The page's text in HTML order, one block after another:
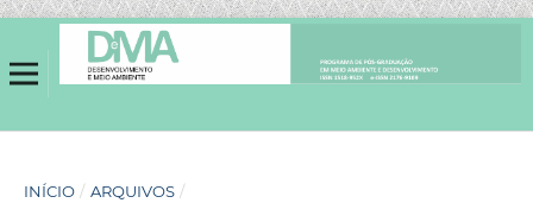
INÍCIO / ARQUIVOS /